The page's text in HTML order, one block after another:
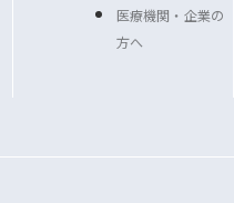
医療機関・企業の
方へ